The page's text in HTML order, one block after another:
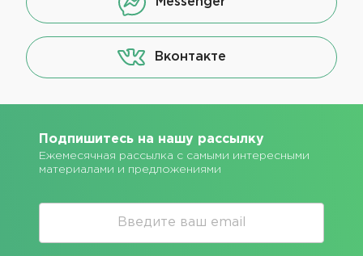
Вконтакте
Подпишитесь на нашу рассылку
Ежемесячная рассылка с самыми интересными
материалами и предложениями